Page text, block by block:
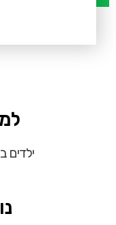
ילדים